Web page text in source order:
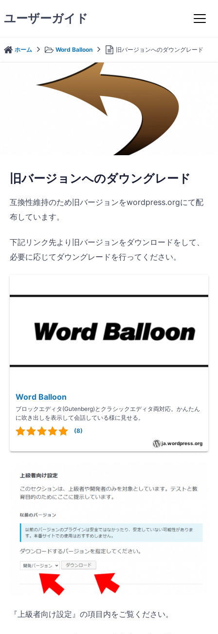
ン
ツ
ユーザーガイド
ホーム Word Balloon 旧バージョンへのダウングレード
旧バージョンへのダウングレード
互換性維持のため旧バージョンをwordpress.orgにて配
布しています。
下記リンク先より旧バージョンをダウンロードをして、
必要に応じてダウングレードを行ってください。
Word Balloon
ブロックエディタ(Gutenberg)とクラシックエディタ両対応。かんたん
に吹き出しを表示して会話している様に見せる。
(8)
ja.wordpress.org
『上級者向け設定』の項目内をご覧ください。